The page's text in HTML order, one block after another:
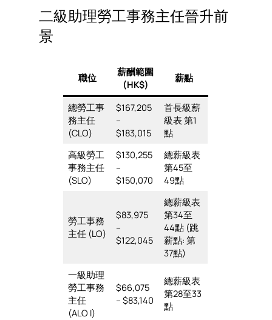
二級助理勞工事務主任晉升前
景
職位
薪酬範圍
(HK$)
薪點
總勞工事
務主任
(CLO)
$167,205
–
$183,015
首長級薪
級表 第1
點
高級勞工
事務主任
(SLO)
$130,255
–
$150,070
總薪級表
第45至
49點
勞工事務
主任 (LO)
$83,975
–
$122,045
總薪級表
第34至
44點 (跳
薪點: 第
37點)
一級助理
勞工事務
主任
(ALO I)
$66,075
– $83,140
總薪級表
第28至33
點